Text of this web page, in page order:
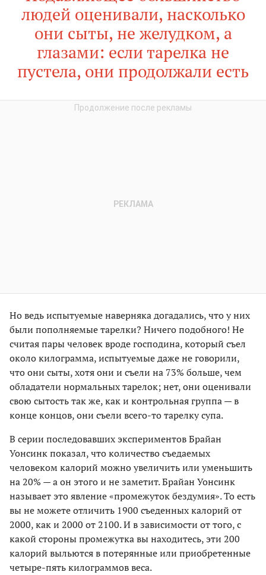
людей оценивали, насколько
они сыты, не желудком, а
глазами: если тарелка не
пустела, они продолжали есть
Но ведь испытуемые наверняка догадались, что у них
были пополняемые тарелки? Ничего подобного! Не
считая пары человек вроде господина, который съел
около килограмма, испытуемые даже не говорили,
что они сыты, хотя они и съели на 73% больше, чем
обладатели нормальных тарелок; нет, они оценивали
свою сытость так же, как и контрольная группа — в
конце концов, они съели всего-то тарелку супа.
В серии последовавших экспериментов Брайан
Уонсинк показал, что количество съедаемых
человеком калорий можно увеличить или уменьшить
на 20% — а он этого и не заметит. Брайан Уонсинк
называет это явление «промежуток бездумия». То есть
вы не можете отличить 1900 съеденных калорий от
2000, как и 2000 от 2100. И в зависимости от того, с
какой стороны промежутка вы находитесь, эти 200
калорий выльются в потерянные или приобретенные
четыре-пять килограммов веса.